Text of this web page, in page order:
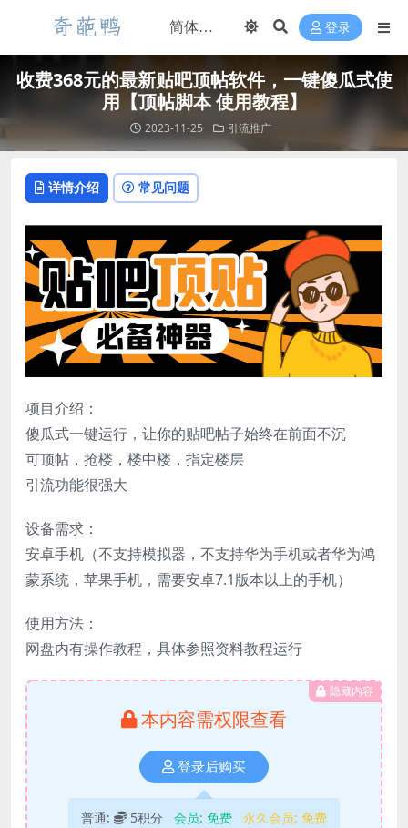
登录
收费368元的最新贴吧顶帖软件，一键傻瓜式使
用【顶帖脚本 使用教程】
2023-11-25 引流推广
详情介绍 常见问题
项目介绍：
傻瓜式一键运行，让你的贴吧帖子始终在前面不沉
可顶帖，抢楼，楼中楼，指定楼层
引流功能很强大
设备需求：
安卓手机（不支持模拟器，不支持华为手机或者华为鸿
蒙系统，苹果手机，需要安卓7.1版本以上的手机）
使用方法：
网盘内有操作教程，具体参照资料教程运行
隐藏内容
本内容需权限查看
登录后购买
普通: 5积分 会员: 免费 永久会员: 免费